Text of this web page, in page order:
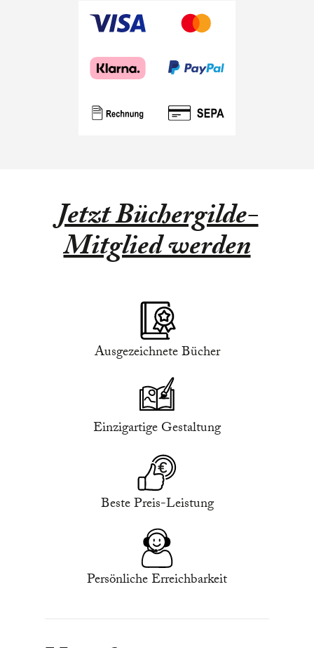
Jetzt Büchergilde-
Mitglied werden
Ausgezeichnete Bücher
Einzigartige Gestaltung
Beste Preis-Leistung
Persönliche Erreichbarkeit